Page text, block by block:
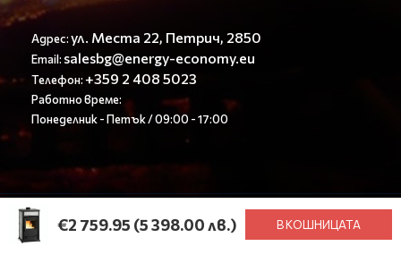
€2 759.95 (5 398.00 лв.) В КОШНИЦАТА
Адрес:ул. Места 22, Петрич, 2850
Email: salesbg@energy-economy.eu
Телефон: +359 2 408 5023
Работно време:
Понеделник - Петък / 09:00 - 17:00
© Енерджи Економи ООД 2023. All rights reserved.